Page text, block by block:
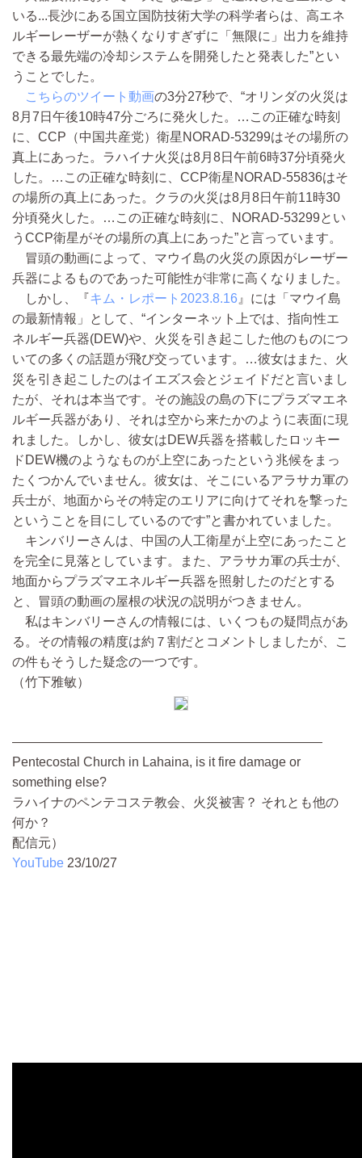
いる...長沙にある国立国防技術大学の科学者らは、高エネ
ルギーレーザーが熱くなりすぎずに「無限に」出力を維持
できる最先端の冷却システムを開発したと発表した”とい
うことでした。
こちらのツイート動画の3分27秒で、“オリンダの火災は
8月7日午後10時47分ごろに発火した。…この正確な時刻
に、CCP（中国共産党）衛星NORAD-53299はその場所の
真上にあった。ラハイナ火災は8月8日午前6時37分頃発火
した。…この正確な時刻に、CCP衛星NORAD-55836はそ
の場所の真上にあった。クラの火災は8月8日午前11時30
分頃発火した。…この正確な時刻に、NORAD-53299とい
うCCP衛星がその場所の真上にあった”と言っています。
冒頭の動画によって、マウイ島の火災の原因がレーザー
兵器によるものであった可能性が非常に高くなりました。
しかし、『キム・レポート2023.8.16 』には「マウイ島
の最新情報」として、“インターネット上では、指向性エ
ネルギー兵器(DEW)や、火災を引き起こした他のものにつ
いての多くの話題が飛び交っています。…彼女はまた、火
災を引き起こしたのはイエズス会とジェイドだと言いまし
たが、それは本当です。その施設の島の下にプラズマエネ
ルギー兵器があり、それは空から来たかのように表面に現
れました。しかし、彼女はDEW兵器を搭載したロッキー
ドDEW機のようなものが上空にあったという兆候をまっ
たくつかんでいません。彼女は、そこにいるアラサカ軍の
兵士が、地面からその特定のエリアに向けてそれを撃った
ということを目にしているのです”と書かれていました。
キンバリーさんは、中国の人工衛星が上空にあったこと
を完全に見落としています。また、アラサカ軍の兵士が、
地面からプラズマエネルギー兵器を照射したのだとする
と、冒頭の動画の屋根の状況の説明がつきません。
私はキンバリーさんの情報には、いくつもの疑問点があ
る。その情報の精度は約７割だとコメントしましたが、こ
の件もそうした疑念の一つです。
（竹下雅敏）
————————————————————————
Pentecostal Church in Lahaina, is it fire damage or
something else?
ラハイナのペンテコステ教会、火災被害？ それとも他の
何か？
配信元）
YouTube 23/10/27